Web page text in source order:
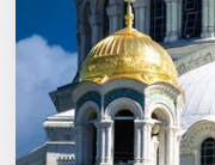
Экскурсии
Спорт
События